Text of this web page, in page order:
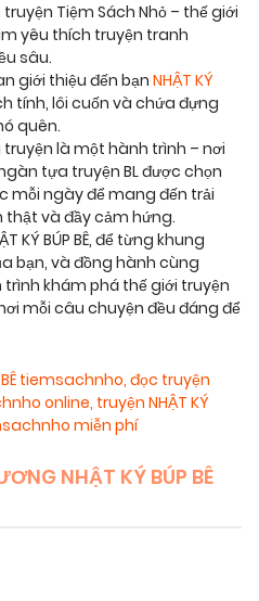
Tiệm Sách Nhỏ – thế giới
yêu thích truyện tranh
sâu.
giới thiệu đến bạn NHẬT KÝ
tính, lôi cuốn và chứa đựng
quên.
là một hành trình – nơi
tựa truyện BL được chọn
mỗi ngày để mang đến trải
và đầy cảm hứng.
KÝ BÚP BÊ, để từng khung
bạn, và đồng hành cùng
khám phá thế giới truyện
mỗi câu chuyện đều đáng để
BÊ tiemsachnho, đọc truyện
online, truyện NHẬT KÝ
miễn phí
NHẬT KÝ BÚP BÊ